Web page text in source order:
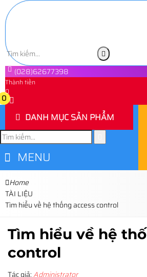
(028)62677398
Thành tiền
0
0
DANH MỤC SẢN PHẨM
MENU
Home
TÀI LIỆU
Tìm hiểu về hệ thống access control
Tìm hiểu về hệ
control
Tác giả:Administrator